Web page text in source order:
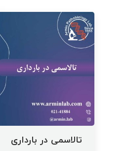
تالاسمی در بارداری